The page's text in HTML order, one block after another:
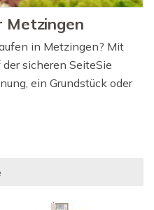
Metzingen
in Metzingen? Mit
sicheren SeiteSie
ein Grundstück oder